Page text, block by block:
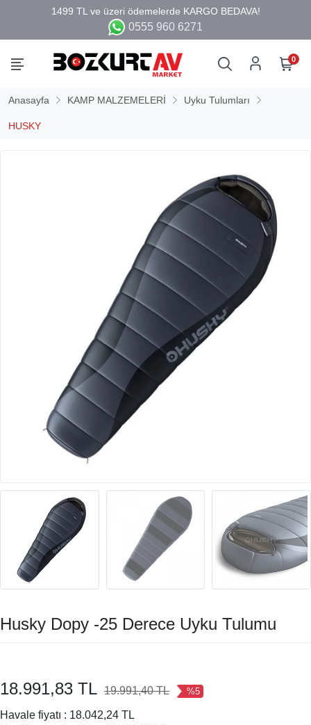
0555 960 6271
0
Anasayfa KAMP MALZEMELERİ Uyku Tulumları
HUSKY
Husky Dopy -25 Derece Uyku Tulumu
18.991,83 TL 19.991,40 TL %5
Havale fiyatı : 18.042,24 TL